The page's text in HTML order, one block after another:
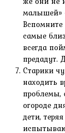
малышей»
самые
всегда
предадут.
Старики
находить
проблемы,
огороде
дети,